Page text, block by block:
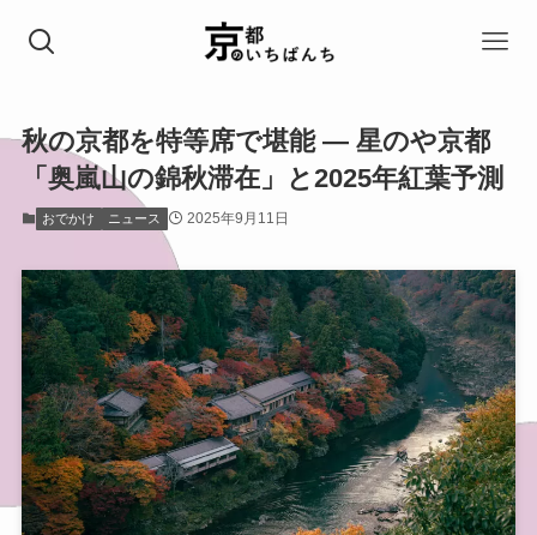
秋の京都を特等席で堪能 ― 星のや京都
「奥嵐山の錦秋滞在」と2025年紅葉予測
おでかけ ニュース 2025年9月11日